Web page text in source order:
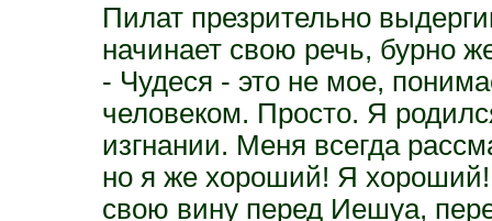
Пилат презрительно
начинает свою речь, бурно
- Чудеся - это не мое,
человеком. Просто. Я
изгнании. Меня всегда
но я же хороший! Я хороший!
свою вину перед Иешуа,